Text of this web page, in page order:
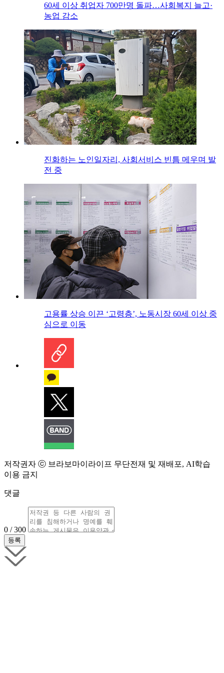
60세 이상 취업자 700만명 돌파…사회복지 늘고·
농업 감소
진화하는 노인일자리, 사회서비스 빈틈 메우며 발
전 중
고용률 상승 이끈 ‘고령층’, 노동시장 60세 이상 중
심으로 이동
저작권자 ⓒ 브라보마이라이프 무단전재 및 재배포, AI학습
이용 금지
댓글
0 / 300